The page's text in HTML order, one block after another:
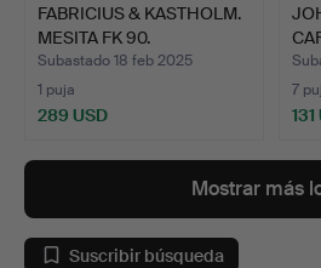
FABRICIUS & KASTHOLM.
MESITA FK 90.
Subastado 18 feb 2025
1 puja
289 USD
7
Mostrar más
Suscribir búsqueda